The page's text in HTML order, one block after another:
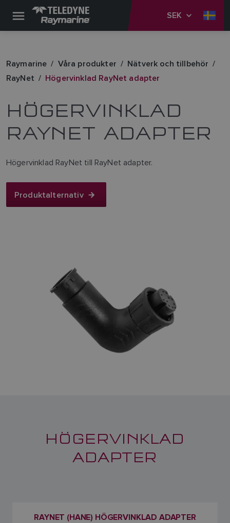
SEK
Raymarine Våra produkter
Nätverk och tillbehör
RayNet
Högervinklad RayNet adapter
HÖGERVINKLAD
RAYNET ADAPTER
Högervinklad RayNet till RayNet adapter.
Produktalternativ
HÖGERVINKLAD
ADAPTER
RAYNET (HANE) HÖGERVINKLAD ADAPTER